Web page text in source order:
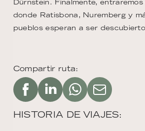
Compartir ruta:
HISTORIA DE VIAJES:
Dürnstein. Finalmente, entraremos
donde Ratisbona, Nuremberg y
pueblos esperan a ser